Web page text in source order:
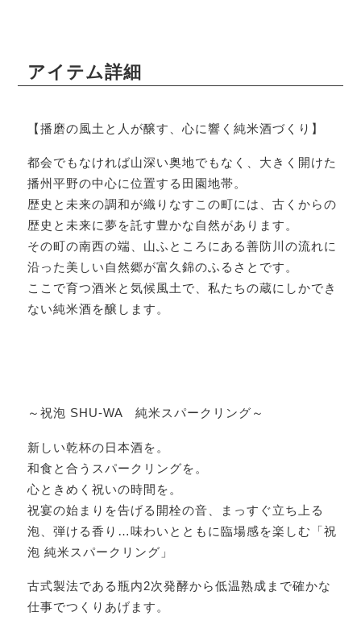
アイテム詳細
【播磨の風土と人が醸す、心に響く純米酒づくり】
都会でもなければ山深い奥地でもなく、大きく開けた
播州平野の中心に位置する田園地帯。
歴史と未来の調和が織りなすこの町には、古くからの
歴史と未来に夢を託す豊かな自然があります。
その町の南西の端、山ふところにある善防川の流れに
沿った美しい自然郷が富久錦のふるさとです。
ここで育つ酒米と気候風土で、私たちの蔵にしかでき
ない純米酒を醸します。
～祝泡 SHU-WA 純米スパークリング～
新しい乾杯の日本酒を。
和食と合うスパークリングを。
心ときめく祝いの時間を。
祝宴の始まりを告げる開栓の音、まっすぐ立ち上る
泡、弾ける香り…味わいとともに臨場感を楽しむ「祝
泡 純米スパークリング」
古式製法である瓶内2次発酵から低温熟成まで確かな
仕事でつくりあげます。